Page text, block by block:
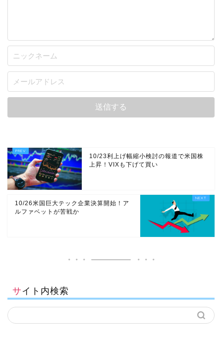
10/23利上げ幅縮小検討の報道で米国株
上昇！VIXも下げて買い
10/26米国巨大テック企業決算開始！ア
ルファベットが苦戦か
サイト内検索